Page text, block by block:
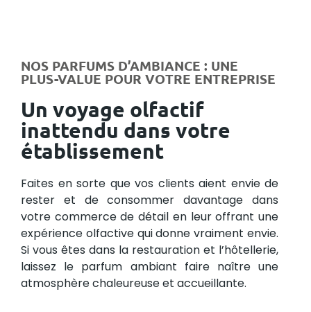
NOS PARFUMS D’AMBIANCE : UNE
PLUS-VALUE POUR VOTRE ENTREPRISE
Un voyage olfactif
inattendu dans votre
établissement
Faites en sorte que vos clients aient envie de
rester et de consommer davantage dans
votre commerce de détail en leur offrant une
expérience olfactive qui donne vraiment envie.
Si vous êtes dans la restauration et l’hôtellerie,
laissez le parfum ambiant faire naître une
atmosphère chaleureuse et accueillante.